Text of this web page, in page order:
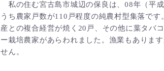
私の住む宮古島市城辺の保良は、08年（平
うち農家戸数が110戸程度の純農村型集落で
産との複合経営が焼く20戸、その他に葉タバ
ー栽培農家があらわれました。漁業もありま
せん。